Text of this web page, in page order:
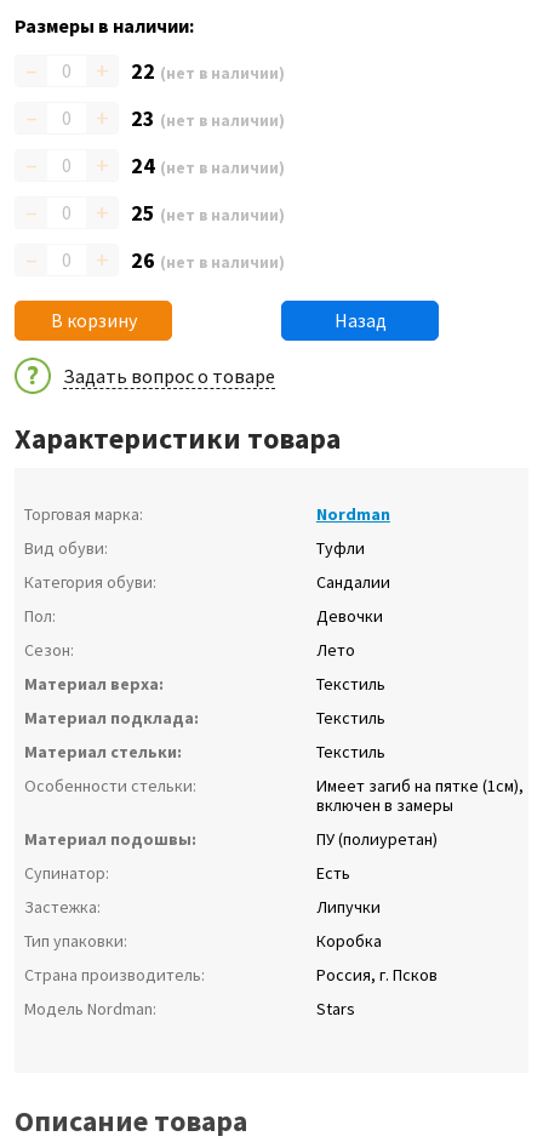
Размеры в наличии:
– + 22 (нет в наличии)
– + 23 (нет в наличии)
– + 24 (нет в наличии)
– + 25 (нет в наличии)
– + 26 (нет в наличии)
В корзину Назад
Задать вопрос о товаре
Характеристики товара
Торговая марка:
Nordman
Вид обуви:
Туфли
Категория обуви:
Сандалии
Пол:
Девочки
Сезон:
Лето
Материал верха:
Текстиль
Материал подклада:
Текстиль
Материал стельки:
Текстиль
Особенности стельки:
Имеет загиб на пятке (1см),
включен в замеры
Материал подошвы:
ПУ (полиуретан)
Супинатор:
Есть
Застежка:
Липучки
Тип упаковки:
Коробка
Страна производитель:
Россия, г. Псков
Модель Nordman:
Stars
Описание товара